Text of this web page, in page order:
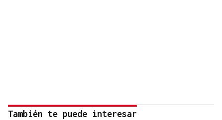
También te puede interesar